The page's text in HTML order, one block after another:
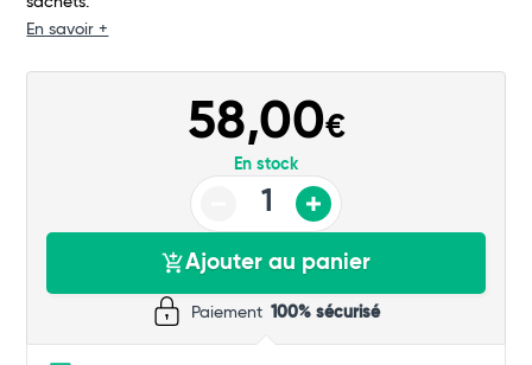
Commander
En savoir +
58,00€
En stock
Ajouter au panier
Paiement 100% sécurisé